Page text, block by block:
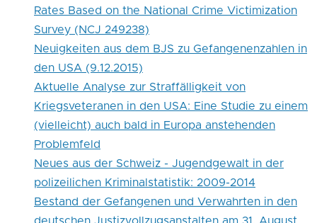
Rates Based on the National Crime Victimization
Survey (NCJ 249238)
Neuigkeiten aus dem BJS zu Gefangenenzahlen in
den USA (9.12.2015)
Aktuelle Analyse zur Straffälligkeit von
Kriegsveteranen in den USA: Eine Studie zu einem
(vielleicht) auch bald in Europa anstehenden
Problemfeld
Neues aus der Schweiz - Jugendgewalt in der
polizeilichen Kriminalstatistik: 2009-2014
Bestand der Gefangenen und Verwahrten in den